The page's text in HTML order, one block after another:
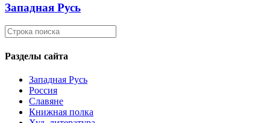
Западная Русь
Разделы сайта
Западная Русь
Россия
Славяне
Книжная полка